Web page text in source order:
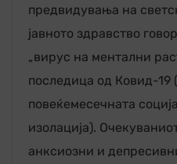
предвидувања на
јавното здравство
„вирус на ментални
последица од Ковид-19
повеќемесечната
изолација).
анксиозни и